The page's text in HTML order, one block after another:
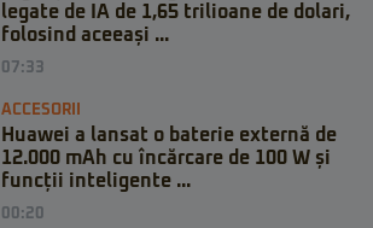
legate de IA de 1,65 trilioane de dolari,
folosind aceeași ...
07:33
ACCESORII
Huawei a lansat o baterie externă de
12.000 mAh cu încărcare de 100 W și
funcții inteligente ...
00:20